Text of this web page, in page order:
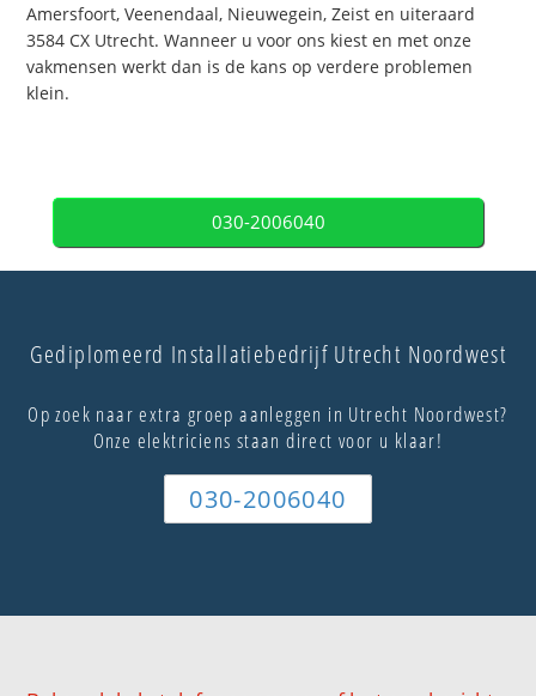
Amersfoort, Veenendaal, Nieuwegein, Zeist en uiteraard
3584 CX Utrecht. Wanneer u voor ons kiest en met onze
vakmensen werkt dan is de kans op verdere problemen
klein.
030-2006040
Gediplomeerd Installatiebedrijf Utrecht Noordwest
Op zoek naar extra groep aanleggen in Utrecht Noordwest?
Onze elektriciens staan direct voor u klaar!
030-2006040